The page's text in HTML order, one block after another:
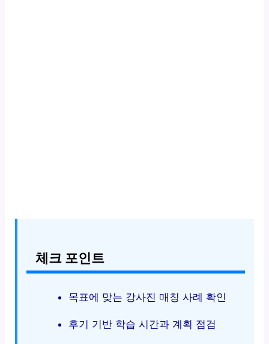
체크 포인트
목표에 맞는 강사진 매칭 사례 확인
후기 기반 학습 시간과 계획 점검